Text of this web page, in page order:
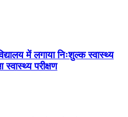
में लगाया निःशुल्क स्वास्थ्य
स्वास्थ्य परीक्षण